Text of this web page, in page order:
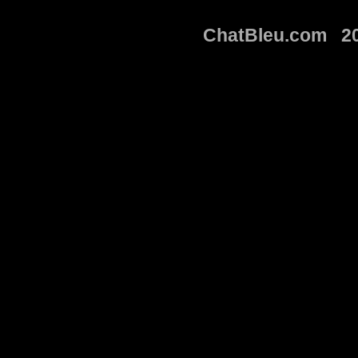
ChatBleu.com